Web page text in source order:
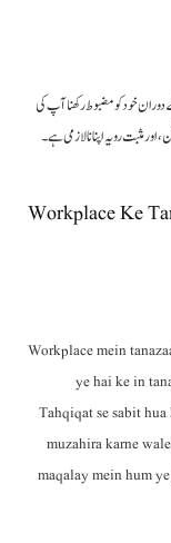
خود کو مضبوط رکھنا آپ کی
مثبت رویہ اپنانا لازمی ہے۔
Workplace Ke
Workplace mein
ye hai ke in
Tahqiqat se sabit
muzahira karne
maqalay mein hum